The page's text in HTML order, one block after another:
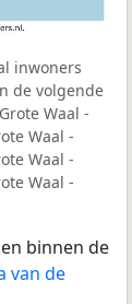
inwoners
de volgende
Waal -
Waal -
Waal -
Waal -
binnen de
van de